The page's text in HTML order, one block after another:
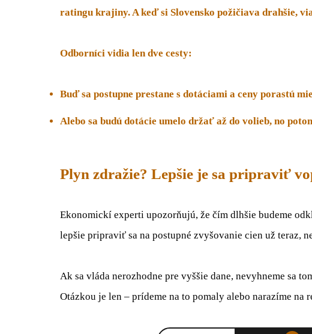
ratingu krajiny.A keď si Slovensko požičiava drahšie,
Odborníci vidia len dve cesty:
Buď sa postupne prestane s dotáciami a ceny porastú
Alebo sa budú dotácie umelo držať až do volieb, no
Plyn zdražie? Lepšie je sa pripraviť
Ekonomickí experti upozorňujú, že čím dlhšie budeme
lepšie pripraviť sa na postupné zvyšovanie cien už teraz,
Ak sa vláda nerozhodne pre vyššie dane, nevyhneme sa
Otázkou je len – prídeme na to pomaly alebo narazíme na